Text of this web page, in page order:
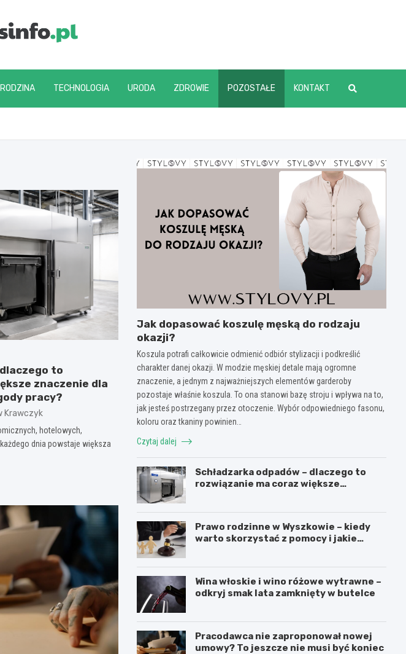
RODZINA TECHNOLOGIA URODA ZDROWIE POZOSTAŁE KONTAKT
to
znaczenie dla
pracy?
Krawczyk
hotelowych,
dnia powstaje większa
Jak dopasować koszulę męską do rodzaju
okazji?
Koszula potrafi całkowicie odmienić odbiór stylizacji i podkreślić
charakter danej okazji. W modzie męskiej detale mają ogromne
znaczenie, a jednym z najważniejszych elementów garderoby
pozostaje właśnie koszula. To ona stanowi bazę stroju i wpływa na to,
jak jesteś postrzegany przez otoczenie. Wybór odpowiedniego fasonu,
koloru oraz tkaniny powinien…
Czytaj dalej
Schładzarka odpadów – dlaczego to
rozwiązanie ma coraz większe
Prawo rodzinne w Wyszkowie – kiedy
warto skorzystać z pomocy i jakie
Wina włoskie i wino różowe wytrawne –
odkryj smak lata zamknięty w butelce
Pracodawca nie zaproponował nowej
umowy? To jeszcze nie musi być koniec